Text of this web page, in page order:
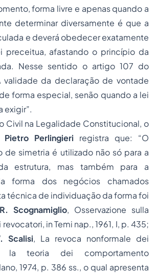
forma livre e apenas quando a
determinar diversamente é que a
e deverá obedecer exatamente
preceitua, afastando o princípio da
Nesse sentido o artigo 107 do
validade da declaração de vontade
forma especial, senão quando a lei
exigir”.
Civil na Legalidade Constitucional, o
Pietro Perlingieri registra que: “O
de simetria é utilizado não só para a
estrutura, mas também para a
forma dos negócios chamados
técnica de individuação da forma foi
R. Scognamiglio, Osservazione sulla
revocatori, in Temi nap., 1961, I, p. 435;
Scalisi, La revoca nonformale dei
la teoria dei comportamento
1974, p. 386 ss., o qual apresenta